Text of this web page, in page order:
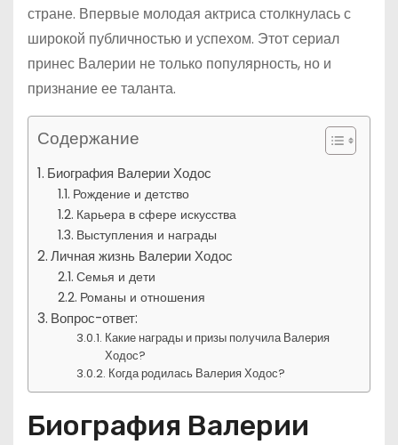
стране. Впервые молодая актриса столкнулась с
широкой публичностью и успехом. Этот сериал
принес Валерии не только популярность, но и
признание ее таланта.
Содержание
Биография Валерии Ходос
Рождение и детство
Карьера в сфере искусства
Выступления и награды
Личная жизнь Валерии Ходос
Семья и дети
Романы и отношения
Вопрос-ответ:
Какие награды и призы получила Валерия
Ходос?
Когда родилась Валерия Ходос?
Биография Валерии